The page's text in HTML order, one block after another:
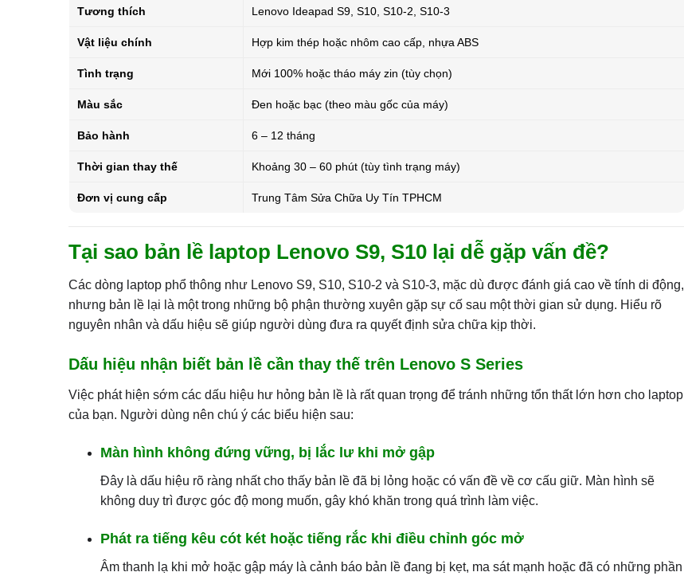
Tương thích Lenovo Ideapad S9, S10, S10-2, S10-3
Vật liệu chính Hợp kim thép hoặc nhôm cao cấp, nhựa ABS
Tình trạng Mới 100% hoặc tháo máy zin (tùy chọn)
Màu sắc Đen hoặc bạc (theo màu gốc của máy)
Bảo hành 6 – 12 tháng
Thời gian thay thế Khoảng 30 – 60 phút (tùy tình trạng máy)
Đơn vị cung cấp Trung Tâm Sửa Chữa Uy Tín TPHCM
Tại sao bản lề laptop Lenovo S9, S10 lại dễ gặp vấn đề?
Các dòng laptop phổ thông như Lenovo S9, S10, S10-2 và S10-3, mặc dù được đánh giá cao về tính di động,
nhưng bản lề lại là một trong những bộ phận thường xuyên gặp sự cố sau một thời gian sử dụng. Hiểu rõ
nguyên nhân và dấu hiệu sẽ giúp người dùng đưa ra quyết định sửa chữa kịp thời.
Dấu hiệu nhận biết bản lề cần thay thế trên Lenovo S Series
Việc phát hiện sớm các dấu hiệu hư hỏng bản lề là rất quan trọng để tránh những tổn thất lớn hơn cho laptop
của bạn. Người dùng nên chú ý các biểu hiện sau:
Màn hình không đứng vững, bị lắc lư khi mở gập
Đây là dấu hiệu rõ ràng nhất cho thấy bản lề đã bị lỏng hoặc có vấn đề về cơ cấu giữ. Màn hình sẽ
không duy trì được góc độ mong muốn, gây khó khăn trong quá trình làm việc.
Phát ra tiếng kêu cót két hoặc tiếng rắc khi điều chỉnh góc mở
Âm thanh lạ khi mở hoặc gập máy là cảnh báo bản lề đang bị kẹt, ma sát mạnh hoặc đã có những phần